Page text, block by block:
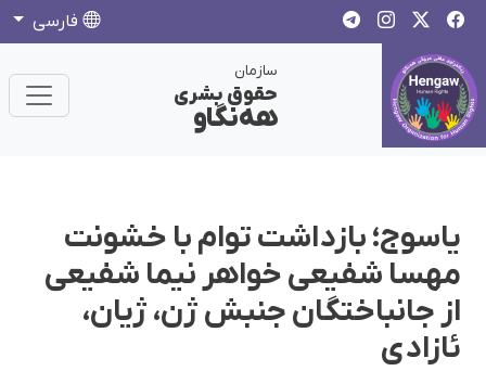
فارسی
سازمان
حقوق بشری
هەنگاو
یاسوج؛ بازداشت توام با خشونت
مهسا شفیعی خواهر نیما شفیعی
از جانباختگان جنبش ژن، ژیان،
ئازادی